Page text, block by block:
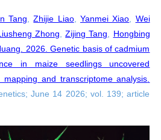
Tang ,Zhijie Liao, Yanmei Xiao
Wei
Zhong ,Zijing Tang
Hongbing
. 2026.Genetic basis of cadmium
in maize seedlings uncovered
and transcriptome analysis
June 14 2026; vol. 139; article